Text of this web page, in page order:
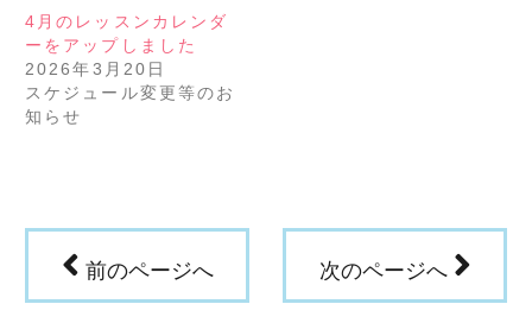
ド
ウ
で
開
き
ま
す)
さ
い
(新
し
い
ウ
ィ
4月のレッスンカレンダ
ーをアップしました
2026年3月20日
スケジュール変更等のお
知らせ
前のページへ 次のページへ